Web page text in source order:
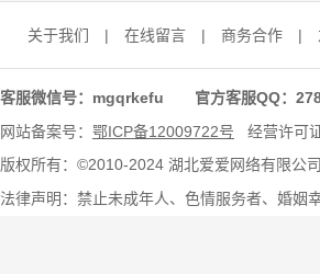
关于我们 | 在线留言 | 商务合作 |
客服微信号：mgqrkefu 官方客服QQ：
网站备案号： 鄂ICP备12009722号 经营许可证
版权所有：©2010-2024 湖北爱爱网络有限公
法律声明：禁止未成年人、色情服务者、婚姻